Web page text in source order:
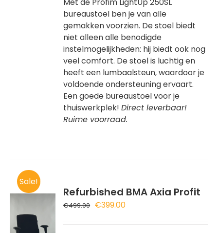
bureaustoel ben je van alle
gemakken voorzien. De stoel biedt
niet alleen alle benodigde
instelmogelijkheden: hij biedt ook nog
veel comfort. De stoel is luchtig en
heeft een lumbaalsteun, waardoor je
voldoende ondersteuning ervaart.
Een goede bureaustoel voor je
thuiswerkplek!Direct leverbaar!
Ruime voorraad.
Sale!
Refurbished BMA Axia Profit
€499.00 Oorspronkelijke
€399.00Huidige